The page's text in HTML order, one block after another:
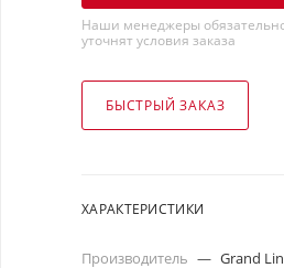
Наши менеджеры
уточнят условия заказа
БЫСТРЫЙ ЗАКАЗ
ХАРАКТЕРИСТИКИ
Производитель — Grand